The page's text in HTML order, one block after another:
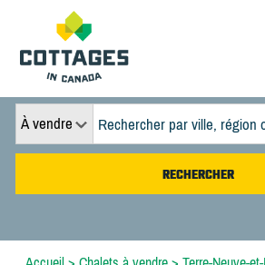
À vendre